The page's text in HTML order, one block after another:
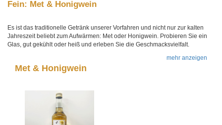
Fein: Met & Honigwein
Es ist das traditionelle Getränk unserer Vorfahren und nicht nur zur kalten
Jahreszeit beliebt zum Aufwärmen: Met oder Honigwein. Probieren Sie ein
Glas, gut gekühlt oder heiß und erleben Sie die Geschmacksvielfalt.
mehr anzeigen
Met & Honigwein